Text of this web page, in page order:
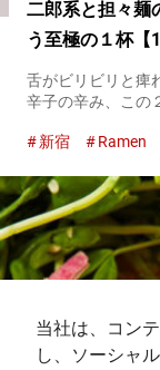
当社は、コン
し、ソーシャ
二郎系と担々
う至極の１杯【
舌がビリビリと痺
辛子の辛み、この
宿店である『
新宿 Ramen